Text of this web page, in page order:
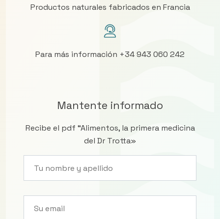
Productos naturales fabricados en Francia
Para más información +34 943 060 242
Mantente informado
Recibe el pdf “Alimentos, la primera medicina
del Dr Trotta»